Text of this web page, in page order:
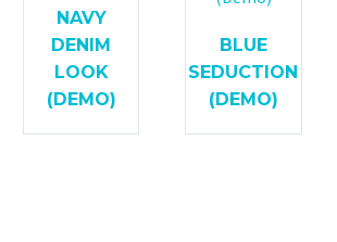
NAVY
DENIM
LOOK
(DEMO)
BLUE
SEDUCTION
(DEMO)